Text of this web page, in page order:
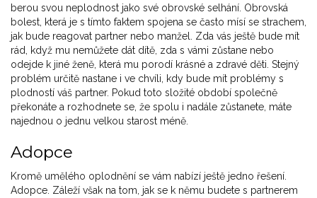
berou svou neplodnost jako své obrovské selhání. Obrovská
bolest, která je s tímto faktem spojena se často mísí se strachem,
jak bude reagovat partner nebo manžel. Zda vás ještě bude mít
rád, když mu nemůžete dát dítě, zda s vámi zůstane nebo
odejde k jiné ženě, která mu porodí krásné a zdravé děti. Stejný
problém určitě nastane i ve chvíli, kdy bude mít problémy s
plodností váš partner. Pokud toto složité období společně
překonáte a rozhodnete se, že spolu i nadále zůstanete, máte
najednou o jednu velkou starost méně.
Adopce
Kromě umělého oplodnění se vám nabízí ještě jedno řešení.
Adopce. Záleží však na tom, jak se k němu budete s partnerem